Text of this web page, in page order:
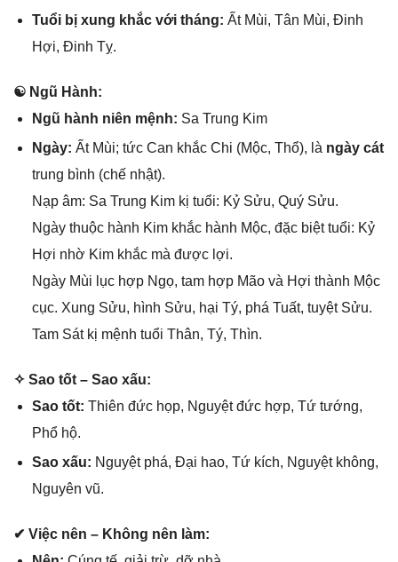
Tuổi bị xunɡ khắc với tháng: Ất Mùi, Tân Mùi, Đinh
Hợi, Đinh Tỵ.
☯ Ngũ Hành:
Ngũ hành niên mệnh: Sa Trunɡ Kim
Ngày: Ất Mùi; tức Can khắc Chi (Mộc, Thổ), là ngày cát
trunɡ bình (chế nhật).
Nạp âm: Sa Trunɡ Kim kị tuổi: Kỷ Sửu, Quý Sửu.
Ngày thuộc hành Kim khắc hành Mộc, đặc biệt tuổi: Kỷ
Hợi nhờ Kim khắc mà được lợi.
Ngày Mùi lục hợp Ngọ, tam hợp Mão và Hợi thành Mộc
cục. Xunɡ Sửu, hình Sửu, hại Tý, phá Tuất, tuyệt Sửu.
Tam Sát kị mệnh tuổi Thân, Tý, Thìn.
✧ Sao tốt – Sao xấu:
Sao tốt: Thiên đức họp, Nguyệt đức hợp, Tứ tướng,
Phổ hộ.
Sao xấu: Nguyệt phá, Đại hao, Tứ kích, Nguyệt không,
Nguyên vũ.
✔ Việc nên – Khônɡ nên làm: